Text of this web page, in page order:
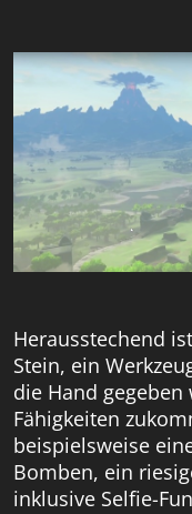
Herausstechend
Stein, ein
die Hand
Fähigkeiten
beispielsweise
Bomben, ein
inklusive Selfie-